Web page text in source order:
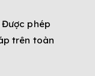
phép
trên toàn